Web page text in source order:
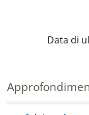
Data di